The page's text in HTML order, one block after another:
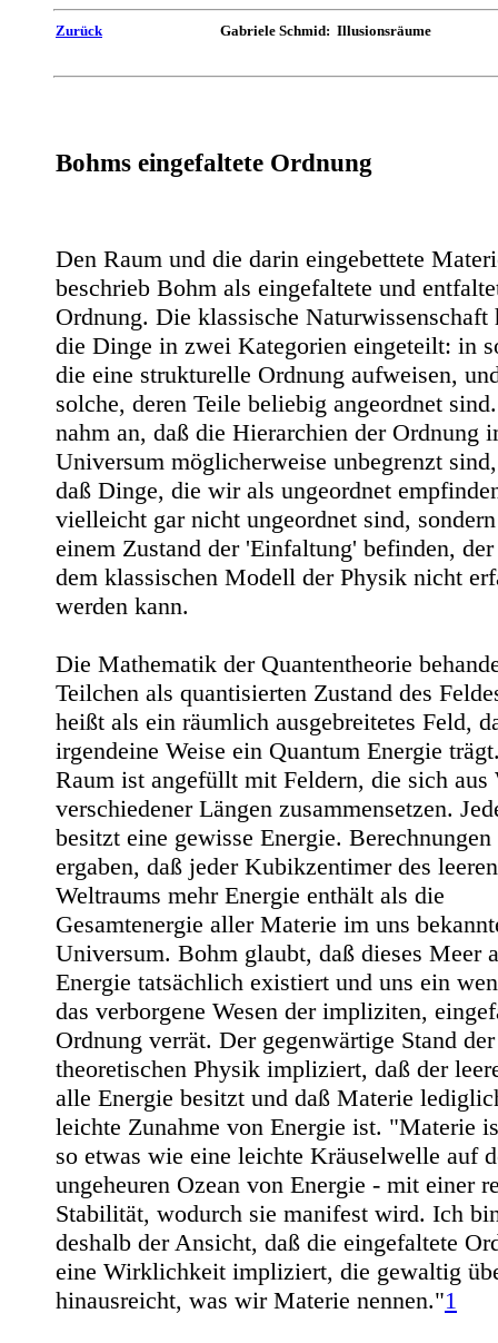
Zurück Gabriele Schmid: Illusionsräume
Bohms eingefaltete Ordnung
Den Raum und die darin eingebettete
beschrieb Bohm als eingefaltete und
Ordnung. Die klassische Naturwissenschaft
die Dinge in zwei Kategorien eingeteilt: in
die eine strukturelle Ordnung aufweisen,
solche, deren Teile beliebig angeordnet
nahm an, daß die Hierarchien der Ordnung
Universum möglicherweise unbegrenzt
daß Dinge, die wir als ungeordnet
vielleicht gar nicht ungeordnet sind,
einem Zustand der 'Einfaltung' befinden,
dem klassischen Modell der Physik nicht
werden kann.
Die Mathematik der Quantentheorie
Teilchen als quantisierten Zustand des
heißt als ein räumlich ausgebreitetes Feld,
irgendeine Weise ein Quantum Energie
Raum ist angefüllt mit Feldern, die sich aus
verschiedener Längen zusammensetzen.
besitzt eine gewisse Energie. Berechnungen
ergaben, daß jeder Kubikzentimer des leeren
Weltraums mehr Energie enthält als die
Gesamtenergie aller Materie im uns
Universum. Bohm glaubt, daß dieses Meer
Energie tatsächlich existiert und uns ein
das verborgene Wesen der impliziten,
Ordnung verrät. Der gegenwärtige Stand der
theoretischen Physik impliziert, daß der
alle Energie besitzt und daß Materie
leichte Zunahme von Energie ist. "Materie
so etwas wie eine leichte Kräuselwelle auf
ungeheuren Ozean von Energie - mit einer
Stabilität, wodurch sie manifest wird. Ich
deshalb der Ansicht, daß die eingefaltete
eine Wirklichkeit impliziert, die gewaltig
hinausreicht, was wir Materie nennen."1